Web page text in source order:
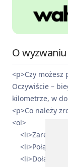
O wyzwaniu
<p>Czy możesz
Oczywiście –
kilometrze, w
<p>Co należy
<ol>
<li>Połącz
<li>Dołącz do